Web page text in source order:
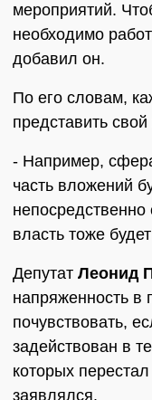
мероприятий.
необходимо
добавил он.
По его словам,
представить
- Например,
часть вложений
власть тоже
Депутат Леонид
напряженность в
почувствовать,
задействован в
которых
заявлялся.